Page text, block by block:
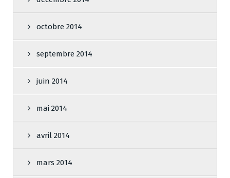
octobre 2014
septembre 2014
juin 2014
mai 2014
avril 2014
mars 2014